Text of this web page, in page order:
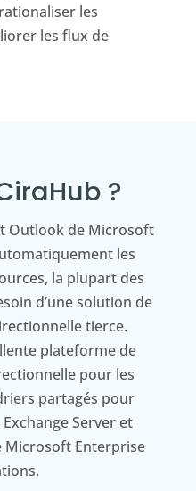
les
les flux de
?
Outlook de Microsoft
les
la plupart des
d’une solution de
tierce.
plateforme de
pour les
partagés pour
Server et
Microsoft Enterprise